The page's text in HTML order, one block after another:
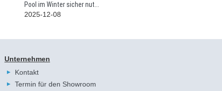
Pool im Winter sicher nut...
2025-12-08
Unternehmen
Kontakt
Termin für den Showroom